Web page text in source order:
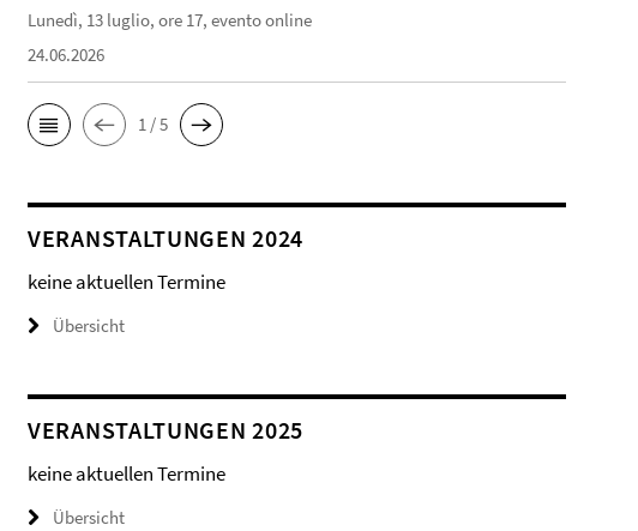
Lunedì, 13 luglio, ore 17, evento online
24.06.2026
1 / 5
VERANSTALTUNGEN 2024
keine aktuellen Termine
Übersicht
VERANSTALTUNGEN 2025
keine aktuellen Termine
Übersicht